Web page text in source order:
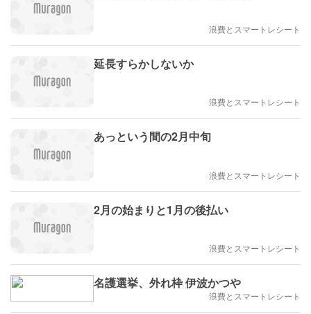
浪費とスマートレシート
延長すらかしないか
浪費とスマートレシート
あっという間の2月中旬
浪費とスマートレシート
2月の始まりと1月の後払い
浪費とスマートレシート
名護選挙、外れ枠 伊波かつや
浪費とスマートレシート